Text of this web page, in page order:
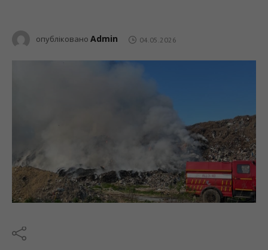
опубліковано Admin 04.05.2026